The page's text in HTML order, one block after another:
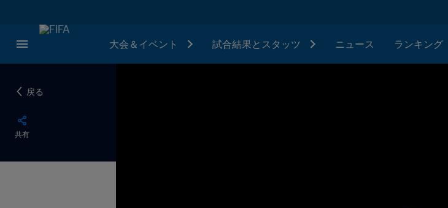
大会＆イベント 試合結果とスタッツ ニュース ランキング
戻る
共有